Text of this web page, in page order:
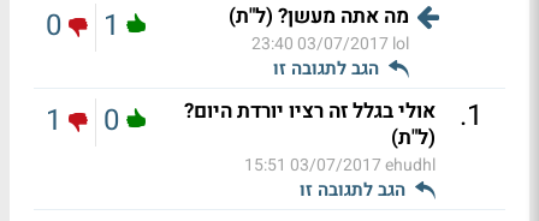
מה אתה מעשן? (ל"ת)
lol
03/07/2017 23:40
הגב לתגובה זו
1
0
1
.
אולי בגלל זה רציו יורדת היום?
(ל"ת)
ehudhl
03/07/2017 15:51
הגב לתגובה זו
0
1